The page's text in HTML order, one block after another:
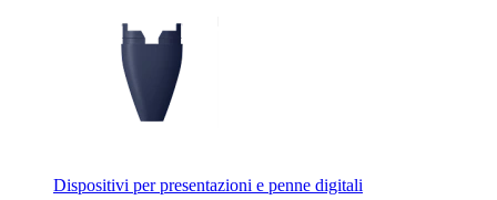
Dispositivi per presentazioni e penne digitali